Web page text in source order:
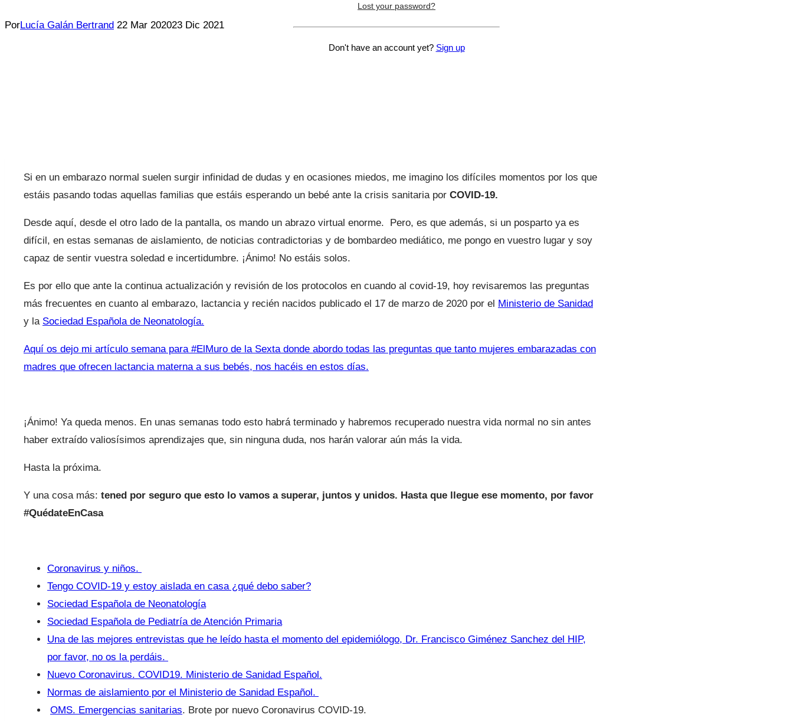
PorLucía Galán Bertrand 22 Mar 202023 Dic 2021
Si en un embarazo normal suelen surgir infinidad de dudas y en ocasiones miedos, me imagino los difíciles momentos por los que
estáis pasando todas aquellas familias que estáis esperando un bebé ante la crisis sanitaria por COVID-19.
Desde aquí, desde el otro lado de la pantalla, os mando un abrazo virtual enorme. Pero, es que además, si un posparto ya es
difícil, en estas semanas de aislamiento, de noticias contradictorias y de bombardeo mediático, me pongo en vuestro lugar y soy
capaz de sentir vuestra soledad e incertidumbre. ¡Ánimo! No estáis solos.
Es por ello que ante la continua actualización y revisión de los protocolos en cuando al covid-19, hoy revisaremos las preguntas
más frecuentes en cuanto al embarazo, lactancia y recién nacidos publicado el 17 de marzo de 2020 por el Ministerio de Sanidad
y la Sociedad Española de Neonatología.
Aquí os dejo mi artículo semana para #ElMuro de la Sexta donde abordo todas las preguntas que tanto mujeres embarazadas con
madres que ofrecen lactancia materna a sus bebés, nos hacéis en estos días.
¡Ánimo! Ya queda menos. En unas semanas todo esto habrá terminado y habremos recuperado nuestra vida normal no sin antes
haber extraído valiosísimos aprendizajes que, sin ninguna duda, nos harán valorar aún más la vida.
Hasta la próxima.
Y una cosa más: tened por seguro que esto lo vamos a superar, juntos y unidos. Hasta que llegue ese momento, por favor
#QuédateEnCasa
Coronavirus y niños.
Tengo COVID-19 y estoy aislada en casa ¿qué debo saber?
Sociedad Española de Neonatología
Sociedad Española de Pediatría de Atención Primaria
Una de las mejores entrevistas que he leído hasta el momento del epidemiólogo, Dr. Francisco Giménez Sanchez del HIP,
por favor, no os la perdáis.
Nuevo Coronavirus. COVID19. Ministerio de Sanidad Español.
Normas de aislamiento por el Ministerio de Sanidad Español.
OMS. Emergencias sanitarias. Brote por nuevo Coronavirus COVID-19.
Lost your password?
Don't have an account yet? Sign up